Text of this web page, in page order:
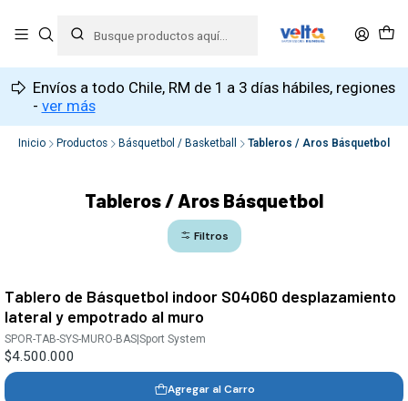
Envíos a todo Chile, RM de 1 a 3 días hábiles, regiones
- ver más
Inicio Productos Básquetbol / Basketball Tableros / Aros Básquetbol
Tableros / Aros Básquetbol
Filtros
Tablero de Básquetbol indoor S04060 desplazamiento
lateral y empotrado al muro
SPOR-TAB-SYS-MURO-BAS|Sport System
$4.500.000
Agregar al Carro